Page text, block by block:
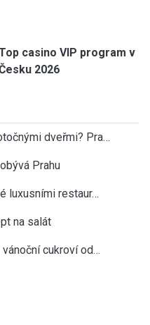
casino VIP program v
2026
dveřmi? Pra…
Prahu
luxusními restaur…
na salát
cukroví od…